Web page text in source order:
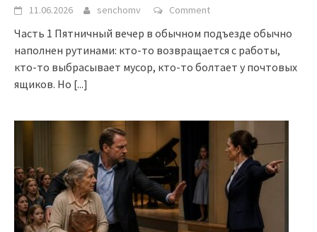
11.06.2026 senchomv Comment
Часть 1 Пятничный вечер в обычном подъезде обычно
наполнен рутинами: кто-то возвращается с работы,
кто-то выбрасывает мусор, кто-то болтает у почтовых
ящиков. Но [...]